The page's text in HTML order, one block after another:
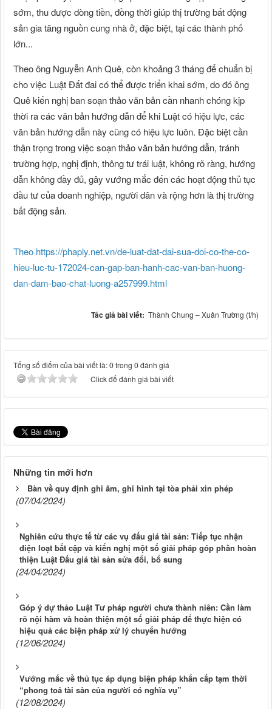
sớm, thu được dòng tiền, đồng thời giúp thị trường bất động
sản gia tăng nguồn cung nhà ở, đặc biệt, tại các thành phố
lớn...
Theo ông Nguyễn Anh Quê, còn khoảng 3 tháng để chuẩn bị
cho việc Luật Đất đai có thể được triển khai sớm, do đó ông
Quê kiến nghị ban soạn thảo văn bản cần nhanh chóng kịp
thời ra các văn bản hướng dẫn để khi Luật có hiệu lực, các
văn bản hướng dẫn này cũng có hiệu lực luôn. Đặc biệt cần
thận trọng trong việc soạn thảo văn bản hướng dẫn, tránh
trường hợp, nghị định, thông tư trái luật, không rõ ràng, hướng
dẫn không đầy đủ, gây vướng mắc đến các hoạt động thủ tục
đầu tư của doanh nghiệp, người dân và rộng hơn là thị trường
bất động sản.
Theo https://phaply.net.vn/de-luat-dat-dai-sua-doi-co-the-co-
hieu-luc-tu-172024-can-gap-ban-hanh-cac-van-ban-huong-
dan-dam-bao-chat-luong-a257999.html
Tác giả bài viết: Thành Chung – Xuân Trường (t/h)
Tổng số điểm của bài viết là: 0 trong 0 đánh giá
Click để đánh giá bài viết
Những tin mới hơn
Bàn về quy định ghi âm, ghi hình tại tòa phải xin phép
(07/04/2024)
Nghiên cứu thực tế từ các vụ đấu giá tài sản: Tiếp tục nhận
diện loạt bất cập và kiến nghị một số giải pháp góp phần hoàn
thiện Luật Đấu giá tài sản sửa đổi, bổ sung
(24/04/2024)
Góp ý dự thảo Luật Tư pháp người chưa thành niên: Cần làm
rõ nội hàm và hoàn thiện một số giải pháp để thực hiện có
hiệu quả các biện pháp xử lý chuyển hướng
(12/06/2024)
Vướng mắc về thủ tục áp dụng biện pháp khẩn cấp tạm thời
“phong toả tài sản của người có nghĩa vụ”
(12/08/2024)